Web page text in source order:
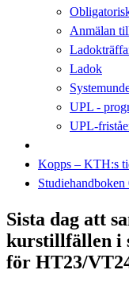
Anmälan
Ladok
UPL -
UPL-
Kopps – KTH:s
Sista dag att
kurstillfällen i
för HT23/